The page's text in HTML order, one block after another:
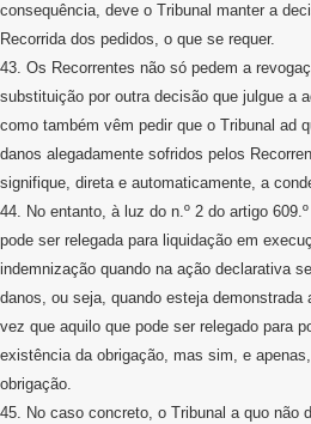
consequência, deve o Tribunal manter a
Recorrida dos pedidos, o que se requer.
43. Os Recorrentes não só pedem a
substituição por outra decisão que julgue a
como também vêm pedir que o Tribunal ad
danos alegadamente sofridos pelos
signifique, direta e automaticamente, a
44. No entanto, à luz do n.º 2 do artigo
pode ser relegada para liquidação em
indemnização quando na ação declarativa
danos, ou seja, quando esteja
vez que aquilo que pode ser relegado para
existência da obrigação, mas sim, e
obrigação.
45. No caso concreto, o Tribunal a quo não